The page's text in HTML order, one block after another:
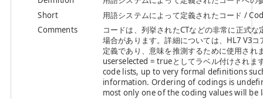
Short
用語システムによって定義されたコード /
Comments
コードは、列挙されたCTなどの非常に正式
場合があります。詳細については、HL7 V3
定義であり、意味を推測するために使用さ
userselected = trueとしてラベル付けされ
code lists, up to very formal definitions
information. Ordering of codings is
most only one of the coding values will be